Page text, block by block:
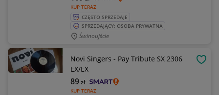
KUP TERAZ
CZĘSTO SPRZEDAJE
SPRZEDAJĄCY: OSOBA PRYWATNA
Świnoujście
Novi Singers - Pay Tribute SX 2306
EX/EX
KUP TERAZ
89zł